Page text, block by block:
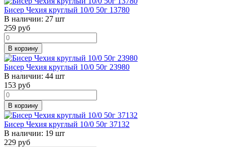
Бисер Чехия круглый 10/0 50г 13780
В наличии: 27 шт
259 руб
В корзину
Бисер Чехия круглый 10/0 50г 23980
В наличии: 44 шт
153 руб
В корзину
Бисер Чехия круглый 10/0 50г 37132
В наличии: 19 шт
229 руб